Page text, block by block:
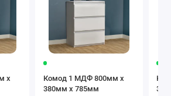
x
Комод 1 МДФ 800мм x
380мм x 785мм